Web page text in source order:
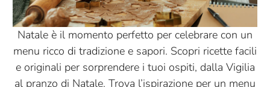
Répertoire Culinaire
Salmon & Co
Salsa Natura
Salumificio Bazza
Natale è il momento perfetto per celebrare con un
menu ricco di tradizione e sapori. Scopri ricette facili
e originali per sorprendere i tuoi ospiti, dalla Vigilia
al pranzo di Natale. Trova l’ispirazione per un menu